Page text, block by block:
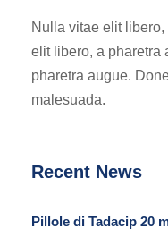
Nulla vitae elit
elit libero, a pharetra
pharetra augue.
malesuada.
Recent News
Pillole di Tadacip 20